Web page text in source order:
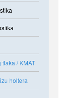
/ KMAT
holtera